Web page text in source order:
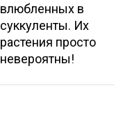
влюбленных в
суккуленты. Их
растения просто
невероятны!